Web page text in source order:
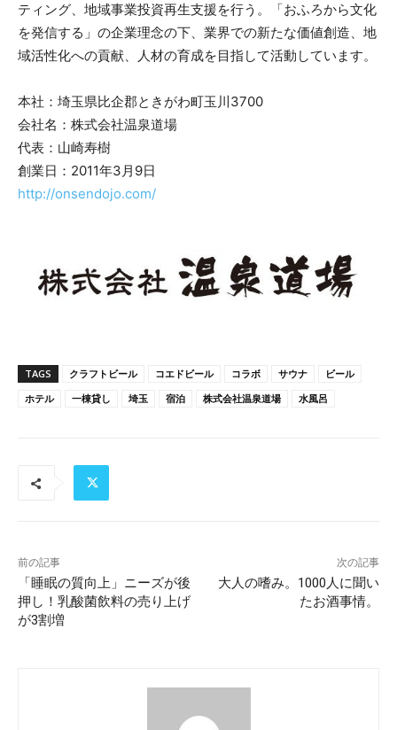
ティング、地域事業投資再生支援を行う。「おふろから文化
を発信する」の企業理念の下、業界での新たな価値創造、地
域活性化への貢献、人材の育成を目指して活動しています。
本社：埼玉県比企郡ときがわ町玉川3700
会社名：株式会社温泉道場
代表：山崎寿樹
創業日：2011年3月9日
http://onsendojo.com/
TAGS クラフトビール コエドビール コラボ サウナ
ビール
ホテル
一棟貸し 埼玉 宿泊 株式会社温泉道場 水風呂
前の記事
「睡眠の質向上」ニーズが後
押し！乳酸菌飲料の売り上げ
が3割増
次の記事
大人の嗜み。1000人に聞い
たお酒事情。